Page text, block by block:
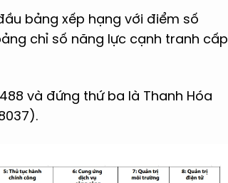
bảng xếp hạng với điểm số
chỉ số năng lực cạnh tranh cấp
và đứng thứ ba là Thanh Hóa